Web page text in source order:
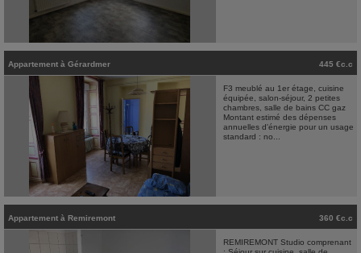
Appartement à Gérardmer 445 €c.c
F3 meublé au 1er étage, cuisine
équipée, salon-séjour, 2 petites
chambres, salle de bains CC gaz
Montant estimé des dépenses
annuelles d'énergie pour un usage
standard : no...
Appartement à Remiremont 360 €c.c
REMIREMONT Studio comprenant